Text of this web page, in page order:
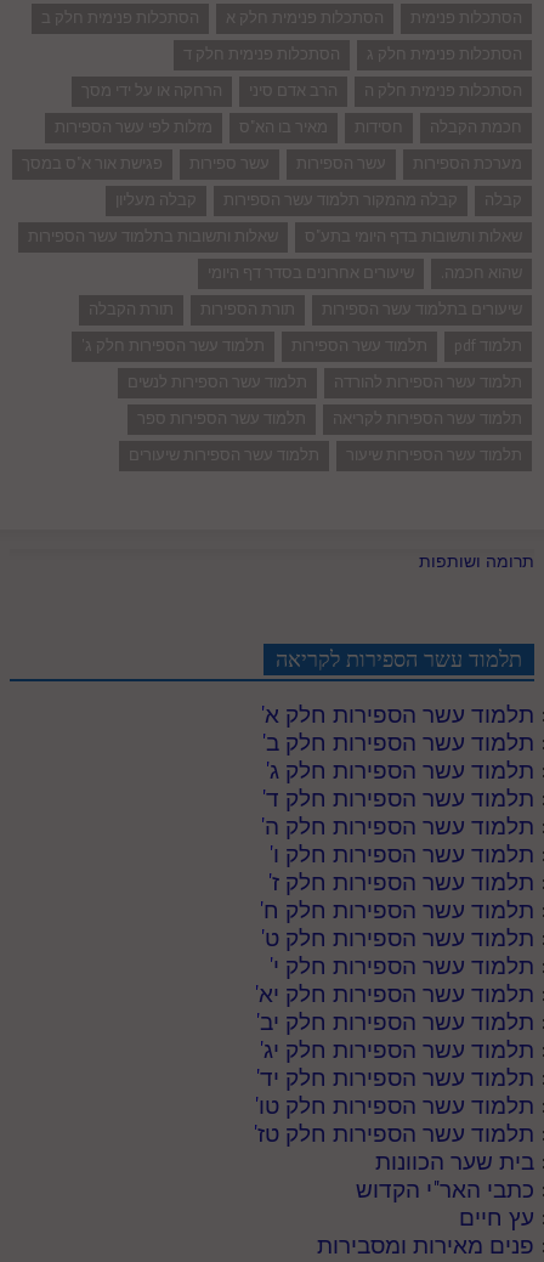
הסתכלות פנימית
הסתכלות פנימית חלק א
הסתכלות פנימית חלק ב
הסתכלות פנימית חלק ג
הסתכלות פנימית חלק ד
הסתכלות פנימית חלק ה
הרב אדם סיני
הרחקה או על ידי מסך
חכמת הקבלה
חסידות מאיר בו הא"ס
מזלות לפי עשר הספירות
מערכת הספירות
עשר הספירות עשר ספירות
פגישת אור א"ס במסך
קבלה
קבלה מהמקור תלמוד עשר הספירות
קבלה מעליון
שאלות ותשובות בדף היומי בתע"ס
שאלות ותשובות בתלמוד עשר הספירות
שהוא חכמה.
שיעורים אחרונים בסדר דף היומי
שיעורים בתלמוד עשר הספירות
תורת הספירות
תורת הקבלה
תלמוד pdf
תלמוד עשר הספירות
תלמוד עשר הספירות חלק ג'
תלמוד עשר הספירות להורדה
תלמוד עשר הספירות לנשים
תלמוד עשר הספירות לקריאה
תלמוד עשר הספירות ספר
תלמוד עשר הספירות שיעור
תלמוד עשר הספירות שיעורים
תרומה ושותפות
תלמוד עשר הספירות לקריאה
תלמוד עשר הספירות חלק א'
תלמוד עשר הספירות חלק ב'
תלמוד עשר הספירות חלק ג'
תלמוד עשר הספירות חלק ד'
תלמוד עשר הספירות חלק ה'
תלמוד עשר הספירות חלק ו'
תלמוד עשר הספירות חלק ז'
תלמוד עשר הספירות חלק ח'
תלמוד עשר הספירות חלק ט'
תלמוד עשר הספירות חלק י'
תלמוד עשר הספירות חלק יא'
תלמוד עשר הספירות חלק יב'
תלמוד עשר הספירות חלק יג'
תלמוד עשר הספירות חלק יד'
תלמוד עשר הספירות חלק טו'
תלמוד עשר הספירות חלק טז'
בית שער הכוונות
כתבי האר"י הקדוש
עץ חיים
פנים מאירות ומסבירות